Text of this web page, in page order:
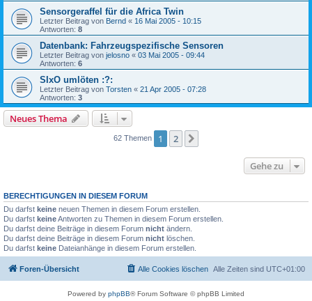
Sensorgeraffel für die Africa Twin
Letzter Beitrag von Bernd « 16 Mai 2005 - 10:15
Antworten: 8
Datenbank: Fahrzeugspezifische Sensoren
Letzter Beitrag von jelosno « 03 Mai 2005 - 09:44
Antworten: 6
SIxO umlöten :?:
Letzter Beitrag von Torsten « 21 Apr 2005 - 07:28
Antworten: 3
Neues Thema
62 Themen 1 2
Gehe zu
BERECHTIGUNGEN IN DIESEM FORUM
Du darfst keine neuen Themen in diesem Forum erstellen.
Du darfst keineAntworten zu Themen in diesem Forum erstellen.
Du darfst deine Beiträge in diesem Forum nicht ändern.
Du darfst deine Beiträge in diesem Forum nicht löschen.
Du darfst keine Dateianhänge in diesem Forum erstellen.
Foren-Übersicht Alle Zeiten sind UTC+01:00
Alle Cookies löschen
Powered by phpBB® Forum Software © phpBB Limited